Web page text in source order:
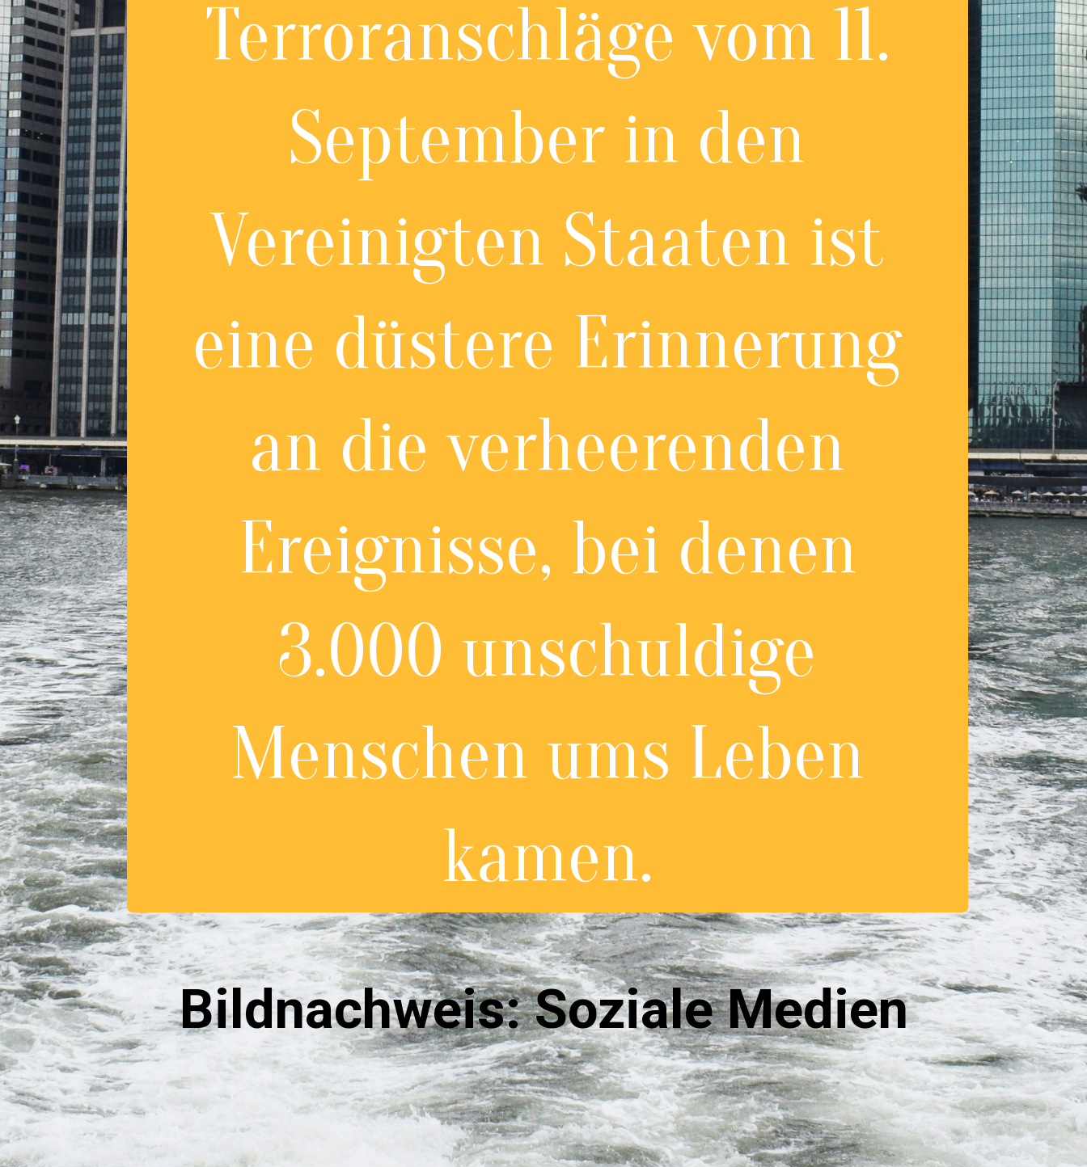
Bildnachweis: Soziale Medien
Terroranschläge vom 11.
September in den
Vereinigten Staaten ist
eine düstere Erinnerung
an die verheerenden
Ereignisse, bei denen
3.000 unschuldige
Menschen ums Leben
kamen.